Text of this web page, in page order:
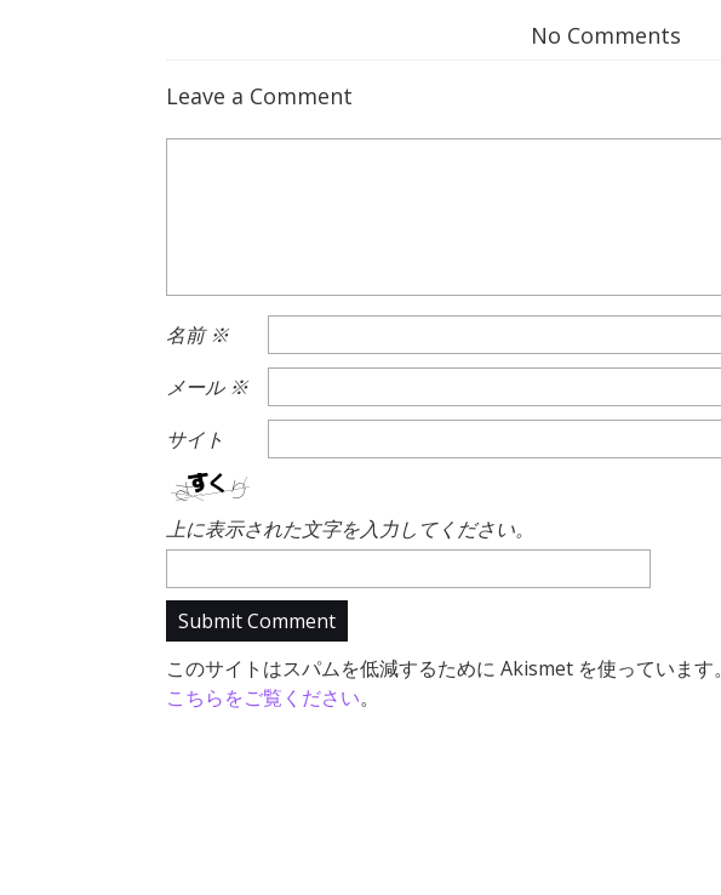
No Comments
Leave a Comment
名前※
メール ※
サイト
上に表示された文字を入力してください。
このサイトはスパムを低減するために Akismet を使っています。
こちらをご覧ください。